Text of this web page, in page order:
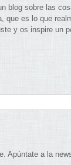
blog sobre las
que es lo que
y os inspire un
Apúntate a la